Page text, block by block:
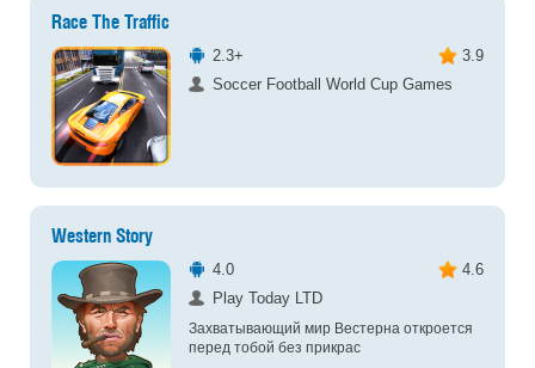
Race The Traffic
2.3+
3.9
Soccer Football World Cup Games
Western Story
4.0
4.6
Play Today LTD
Захватывающий мир Вестерна откроется
перед тобой без прикрас